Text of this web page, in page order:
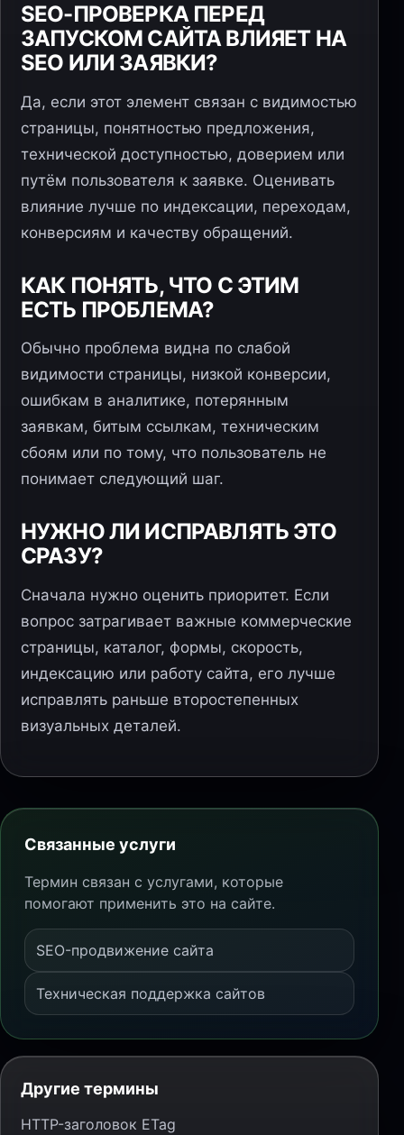
SEO-ПРОВЕРКА ПЕРЕД
ЗАПУСКОМ САЙТА ВЛИЯЕТ НА
SEO ИЛИ ЗАЯВКИ?
Да, если этот элемент связан с видимостью
страницы, понятностью предложения,
технической доступностью, доверием или
путём пользователя к заявке. Оценивать
влияние лучше по индексации, переходам,
конверсиям и качеству обращений.
КАК ПОНЯТЬ, ЧТО С ЭТИМ
ЕСТЬ ПРОБЛЕМА?
Обычно проблема видна по слабой
видимости страницы, низкой конверсии,
ошибкам в аналитике, потерянным
заявкам, битым ссылкам, техническим
сбоям или по тому, что пользователь не
понимает следующий шаг.
НУЖНО ЛИ ИСПРАВЛЯТЬ ЭТО
СРАЗУ?
Сначала нужно оценить приоритет. Если
вопрос затрагивает важные коммерческие
страницы, каталог, формы, скорость,
индексацию или работу сайта, его лучше
исправлять раньше второстепенных
визуальных деталей.
Связанные услуги
Термин связан с услугами, которые
помогают применить это на сайте.
SEO-продвижение сайта
Техническая поддержка сайтов
Другие термины
HTTP-заголовок ETag